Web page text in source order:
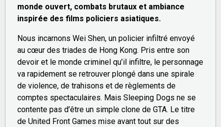
monde ouvert, combats brutaux et ambiance
inspirée des films policiers asiatiques.
Nous incarnons Wei Shen, un policier infiltré envoyé
au cœur des triades de Hong Kong. Pris entre son
devoir et le monde criminel qu’il infiltre, le personnage
va rapidement se retrouver plongé dans une spirale
de violence, de trahisons et de règlements de
comptes spectaculaires. Mais Sleeping Dogs ne se
contente pas d’être un simple clone de GTA. Le titre
de United Front Games mise avant tout sur des